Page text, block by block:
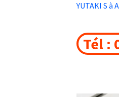
YUTAKI S à
Tél :